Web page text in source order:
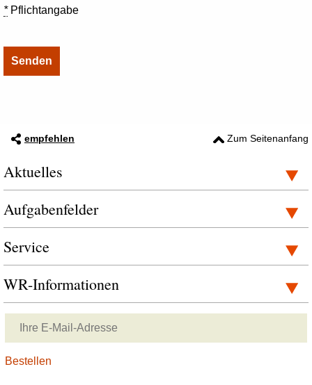
*Pflichtangabe
empfehlen Zum Seitenanfang
Aktuelles
Aufgabenfelder
Service
WR-Informationen